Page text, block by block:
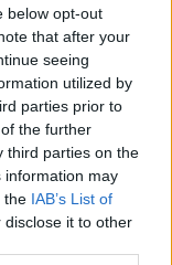
below opt-out
that after your
seeing
utilized by
parties prior to
the further
third parties on the
information may
the IAB’s List of
it to other
hévvel épül a